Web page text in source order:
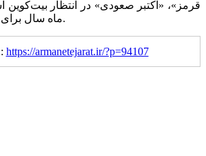
قرمز»، «اکتبر صعودی» در انتظار بیت‌کوین
ماه سال برای این رمزارز بوده است.
لینک کوتاه: https://armanetejarat.ir/?p=94107